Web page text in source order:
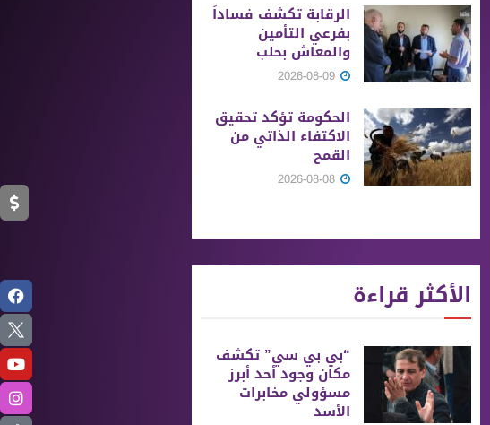
الرقابة تكشف فساداً
بفرعي التأمين
والمعاش بحلب
الحكومة تؤكد تحقيق
الاكتفاء الذاتي من
القمح
الأكثر قراءة
“بي بي سي” تكشف
مكان وجود أحد أبرز
مسؤولي مخابرات
الأسد